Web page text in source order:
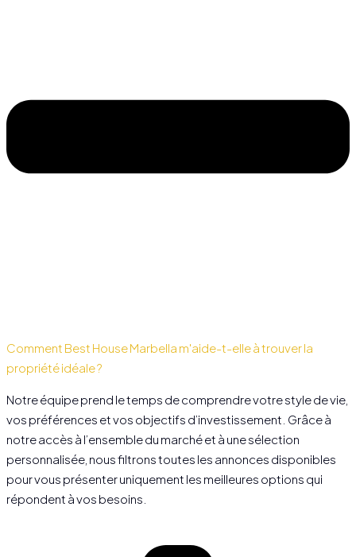
Comment Best House Marbella m'aide-t-elle à trouver la
propriété idéale ?
Notre équipe prend le temps de comprendre votre style de vie,
vos préférences et vos objectifs d’investissement. Grâce à
notre accès à l’ensemble du marché et à une sélection
personnalisée, nous filtrons toutes les annonces disponibles
pour vous présenter uniquement les meilleures options qui
répondent à vos besoins.